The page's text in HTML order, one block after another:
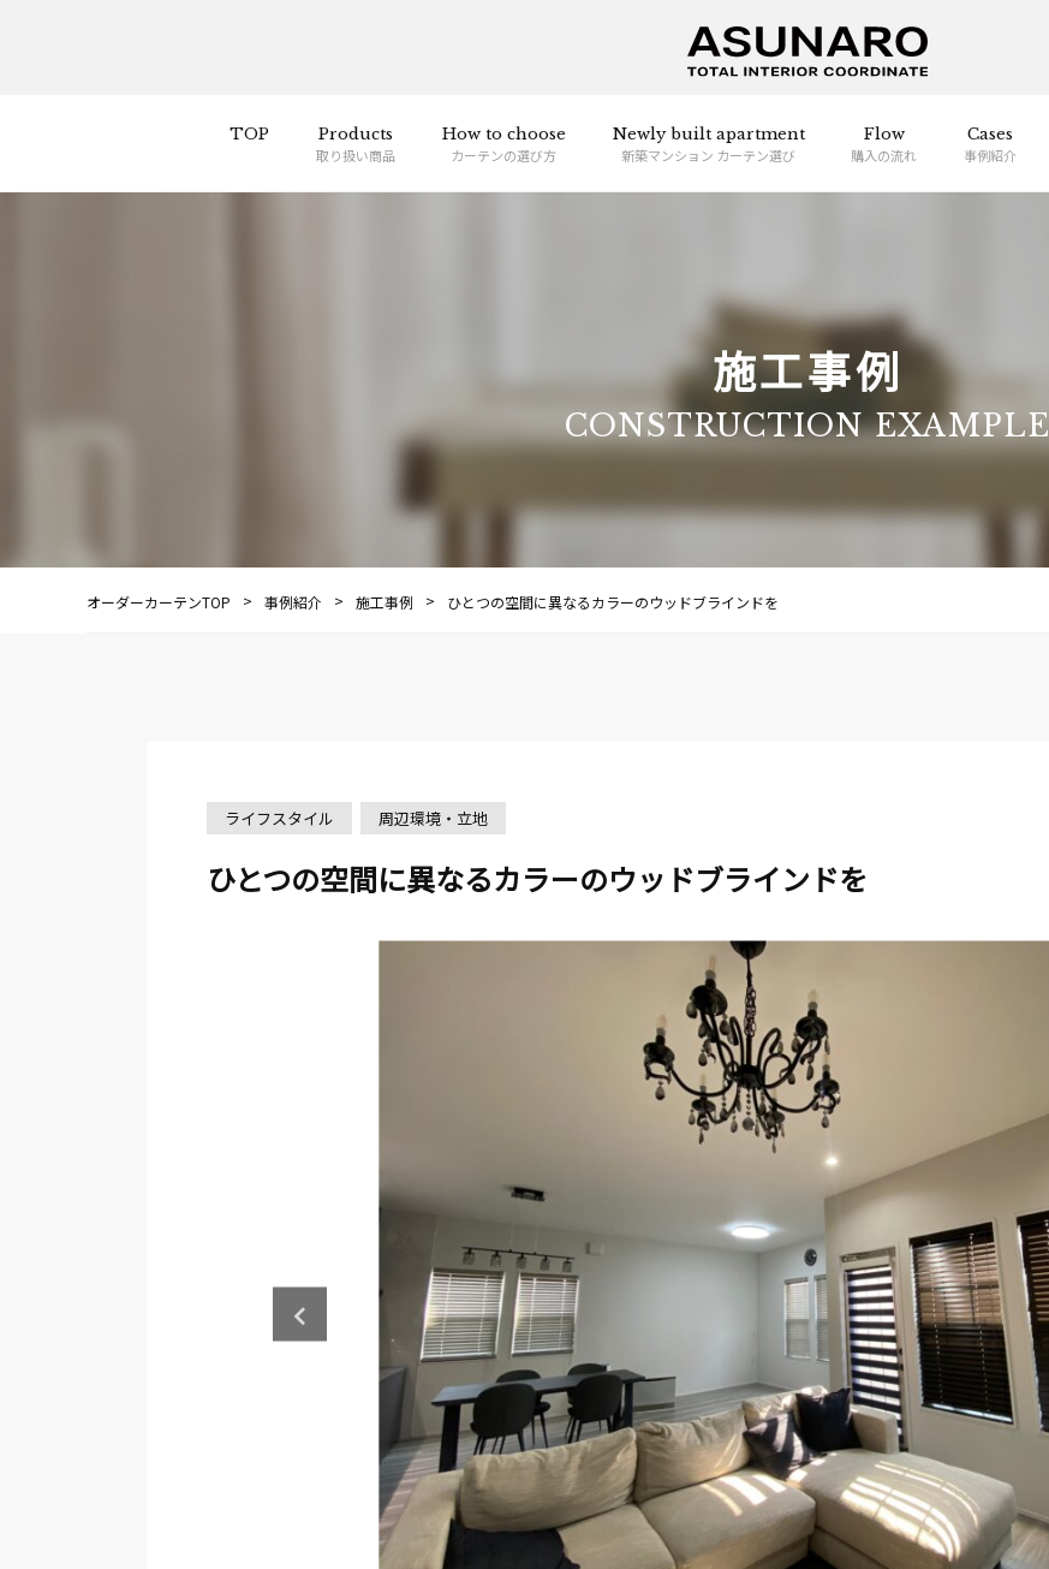
TOP Products
取り扱い商品
How to choose
カーテンの選び方
Newly built apartment
新築マンション カーテン選び
Flow
購入の流れ
Cases
事例紹介
施工事例
CONSTRUCTION EXAMPLE
オーダーカーテンTOP 事例紹介 施工事例 ひとつの空間に異なるカラーのウッドブラインドを
ライフスタイル 周辺環境・立地
ひとつの空間に異なるカラーのウッドブラインドを